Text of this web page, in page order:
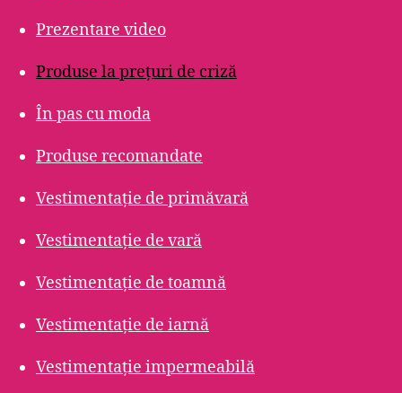
Prezentare video
Produse la prețuri de criză
În pas cu moda
Produse recomandate
Vestimentație de primăvară
Vestimentație de vară
Vestimentație de toamnă
Vestimentație de iarnă
Vestimentație impermeabilă